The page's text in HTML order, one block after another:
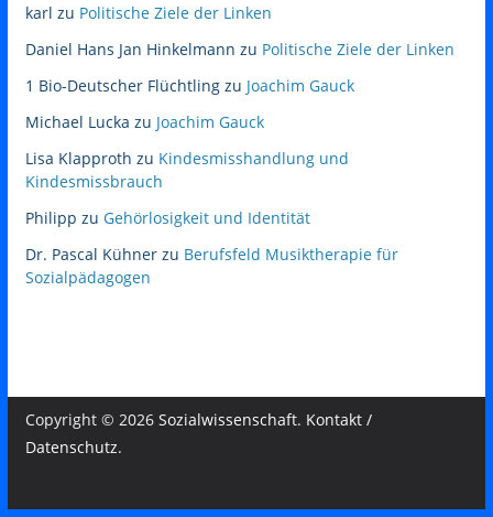
karl zu Politische Ziele der Linken
Daniel Hans Jan Hinkelmann zu Politische Ziele der Linken
1 Bio-Deutscher Flüchtlingzu Joachim Gauck
Michael Lucka zu Joachim Gauck
Lisa Klapproth zu Kindesmisshandlung und
Kindesmissbrauch
Philipp zu Gehörlosigkeit und Identität
Dr. Pascal Kühnerzu Berufsfeld Musiktherapie für
Sozialpädagogen
Copyright © 2026 Sozialwissenschaft. Kontakt /
Datenschutz.